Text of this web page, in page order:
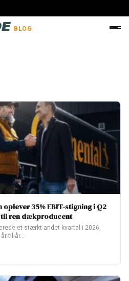
BLOG
35% EBIT-stigning i Q2
ren dækproducent
et stærkt andet kvartal i 2026,
til-år…